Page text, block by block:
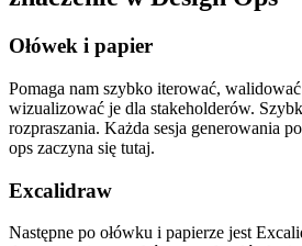
Ołówek i papier
Pomaga nam szybko iterować,
wizualizować je dla stakeholderów.
rozpraszania. Każda sesja generowania
ops zaczyna się tutaj.
Excalidraw
Następne po ołówku i papierze jest